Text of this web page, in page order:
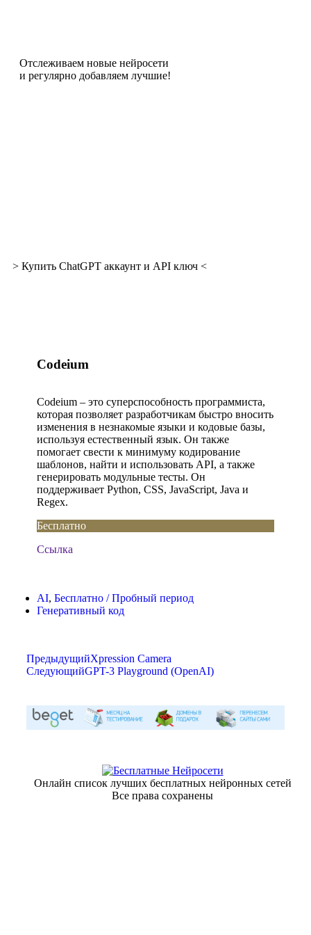
Отслеживаем новые нейросети
и регулярно добавляем лучшие!
> Купить ChatGPT аккаунт и API ключ <
Codeium
Codeium – это суперспособность программиста,
которая позволяет разработчикам быстро вносить
изменения в незнакомые языки и кодовые базы,
используя естественный язык. Он также
помогает свести к минимуму кодирование
шаблонов, найти и использовать API, а также
генерировать модульные тесты. Он
поддерживает Python, CSS, JavaScript, Java и
Regex.
Бесплатно
Ссылка
AI, Бесплатно / Пробный период
Генеративный код
ПредыдущийXpression Camera
СледующийGPT-3 Playground (OpenAI)
Онлайн список лучших бесплатных нейронных сетей
Все права сохранены